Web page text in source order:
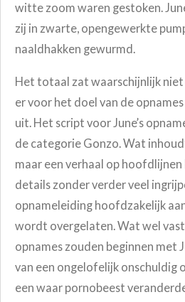
witte zoom waren gestoken.
zij in zwarte, opengewerkte
naaldhakken gewurmd.
Het totaal zat waarschijnlijk
er voor het doel van de
uit. Het script voor June’s
de categorie Gonzo. Wat
maar een verhaal op
details zonder verder veel
opnameleiding hoofdzakelijk
wordt overgelaten. Wat wel
opnames zouden beginnen met
van een ongelofelijk onschuldig
een waar pornobeest